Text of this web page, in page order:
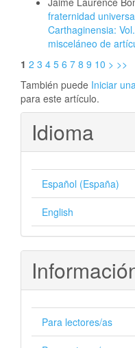
fraternidad
Carthaginensia:
misceláneo de
1 2 3 4 5 6 7 8 9 10 > >>
También puede Iniciar
para este artículo.
Idioma
Español (España)
English
Para lectores/as